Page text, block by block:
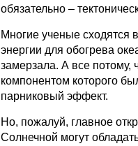
обязательно –
Многие ученые сходятся
энергии для обогрева
замерзала. А все потому,
компонентом которого
парниковый эффект.
Но, пожалуй, главное
Солнечной могут